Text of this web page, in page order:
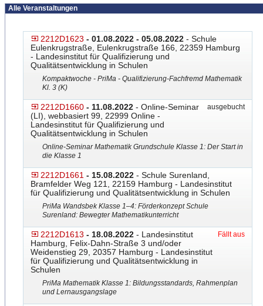
Alle Veranstaltungen
2212D1623 - 01.08.2022 - 05.08.2022 - Schule
Eulenkrugstraße, Eulenkrugstraße 166, 22359 Hamburg
- Landesinstitut für Qualifizierung und
Qualitätsentwicklung in Schulen
Kompaktwoche - PriMa - Qualifizierung-Fachfremd Mathematik
Kl. 3 (K)
2212D1660 - 11.08.2022 - Online-Seminar
(LI), webbasiert 99, 22999 Online -
Landesinstitut für Qualifizierung und
Qualitätsentwicklung in Schulen
ausgebucht
Online-Seminar Mathematik Grundschule Klasse 1: Der Start in
die Klasse 1
2212D1661 - 15.08.2022 - Schule Surenland,
Bramfelder Weg 121, 22159 Hamburg - Landesinstitut
für Qualifizierung und Qualitätsentwicklung in Schulen
PriMa Wandsbek Klasse 1–4: Förderkonzept Schule
Surenland: Bewegter Mathematikunterricht
2212D1613 - 18.08.2022 - Landesinstitut
Hamburg, Felix-Dahn-Straße 3 und/oder
Weidenstieg 29, 20357 Hamburg - Landesinstitut
für Qualifizierung und Qualitätsentwicklung in
Schulen
Fällt aus
PriMa Mathematik Klasse 1: Bildungsstandards, Rahmenplan
und Lernausgangslage